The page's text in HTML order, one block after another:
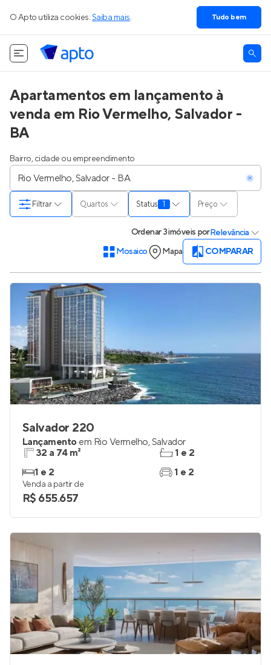
O Apto utiliza cookies. Saiba mais. Tudo bem
Apartamentos em lançamento à
venda em Rio Vermelho, Salvador -
BA
Bairro, cidade ou empreendimento
Quartos Status 1 Preço
Filtrar
Ordenar3 imóveis porRelevância
Mosaico
Mapa COMPARAR
Salvador 220
Lançamento em Rio Vermelho,Salvador
32 a 74 m²
1 e 2
1 e 2
1 e 2
Venda a partir de
R$ 655.657